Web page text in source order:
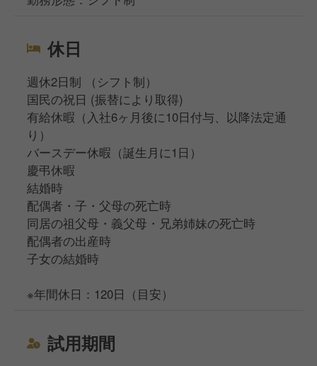
休日
週休2日制 （シフト制）
国民の祝日 (振替により取得)
有給休暇（入社6ヶ月後に10日付与、以降法定通
り）
バースデー休暇（誕生月に1日）
慶弔休暇
結婚時
配偶者・子・父母の死亡時
同居の祖父母・義父母・兄弟姉妹の死亡時
配偶者の出産時
子女の結婚時
※年間休日：120日（目安）
試用期間